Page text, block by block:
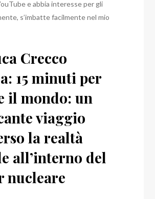
e abbia interesse per gli
s’imbatte facilmente nel mio
Crecco
15 minuti per
il mondo: un
viaggio
la realtà
all’interno del
nucleare